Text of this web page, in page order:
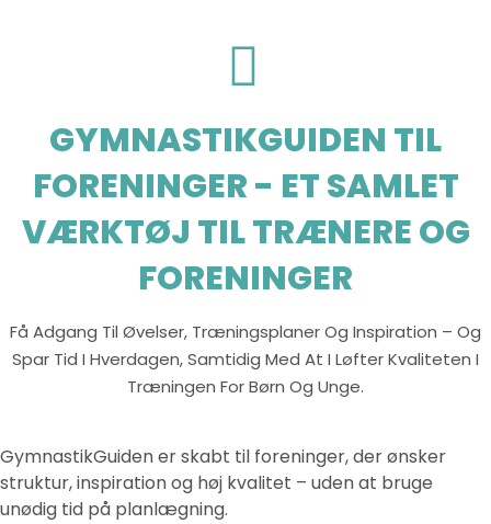
GYMNASTIKGUIDEN TIL
FORENINGER - ET SAMLET
VÆRKTØJ TIL TRÆNERE OG
FORENINGER
Få Adgang Til Øvelser, Træningsplaner Og Inspiration – Og
Spar Tid I Hverdagen, Samtidig Med At I Løfter Kvaliteten I
Træningen For Børn Og Unge.
GymnastikGuiden er skabt til foreninger, der ønsker
struktur, inspiration og høj kvalitet – uden at bruge
unødig tid på planlægning.